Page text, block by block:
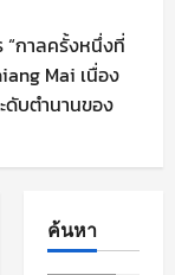
“กาลครั้งหนึ่งที่
Mai เนื่อง
ดับตำนานของ
ค้นหา